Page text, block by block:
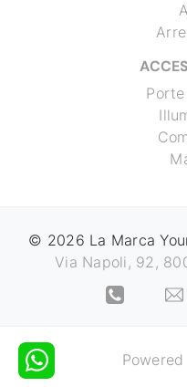
© 2026 La Marca
Via Napoli, 92,